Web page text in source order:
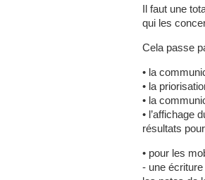
Il faut une
qui les
Cela passe
• la
• la
• la
• l’affichage
résultats
• pour les
- une